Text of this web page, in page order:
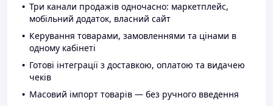
Три канали продажів одночасно: маркетплейс,
мобільний додаток, власний сайт
Керування товарами, замовленнями та цінами в
одному кабінеті
Готові інтеграції з доставкою, оплатою та видачею
чеків
Масовий імпорт товарів — без ручного введення